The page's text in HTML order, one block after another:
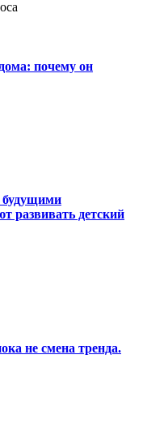
почему он
будущими
развивать детский
не смена тренда.